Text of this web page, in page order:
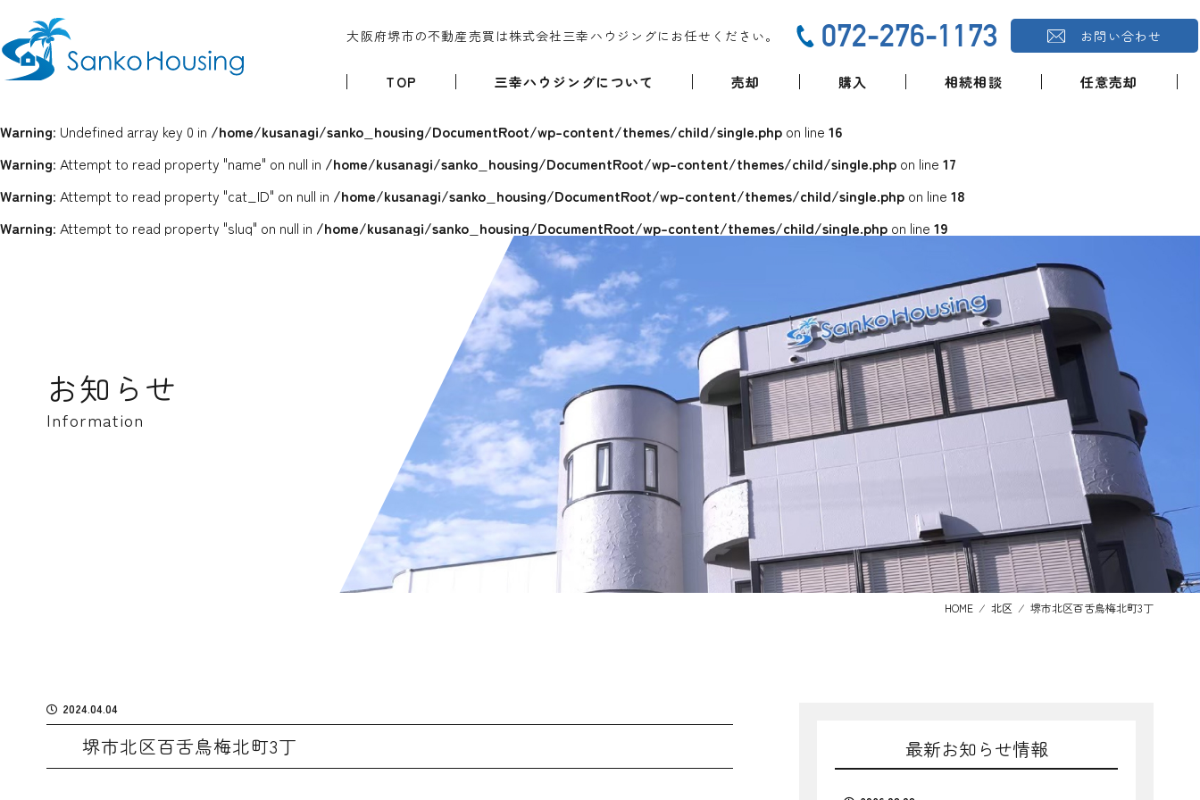
大阪府堺市の不動産売買は株式会社三幸ハウジングにお任せください。 072-276-1173 お問い合わせ
TOP 三幸ハウジングについて 売却 購入 相続相談 任意売却
Warning: Undefined array key 0 in /home/kusanagi/sanko_housing/DocumentRoot/wp-content/themes/child/single.php on line 16
Warning: Attempt to read property "name" on null in /home/kusanagi/sanko_housing/DocumentRoot/wp-content/themes/child/single.php on line 17
Warning: Attempt to read property "cat_ID" on null in /home/kusanagi/sanko_housing/DocumentRoot/wp-content/themes/child/single.php on line 18
Warning: Attempt to read property "slug" on null in /home/kusanagi/sanko_housing/DocumentRoot/wp-content/themes/child/single.php on line 19
お知らせ
Information
HOME ⁄ 北区 ⁄ 堺市北区百舌鳥梅北町3丁
2024.04.04
堺市北区百舌鳥梅北町3丁 最新お知らせ情報